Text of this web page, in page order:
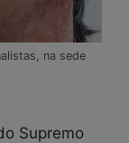
na sede
Supremo